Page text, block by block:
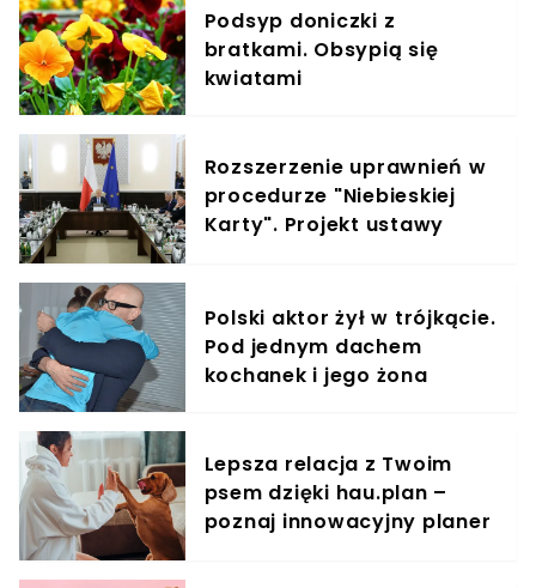
Podsyp doniczki z
bratkami. Obsypią się
kwiatami
Rozszerzenie uprawnień w
procedurze "Niebieskiej
Karty". Projekt ustawy
Polski aktor żył w trójkącie.
Pod jednym dachem
kochanek i jego żona
Lepsza relacja z Twoim
psem dzięki hau.plan –
poznaj innowacyjny planer